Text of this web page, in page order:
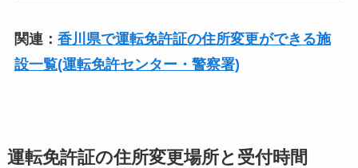
関連： 香川県で運転免許証の住所変更ができる施
設一覧(運転免許センター・警察署)
運転免許証の住所変更場所と受付時間